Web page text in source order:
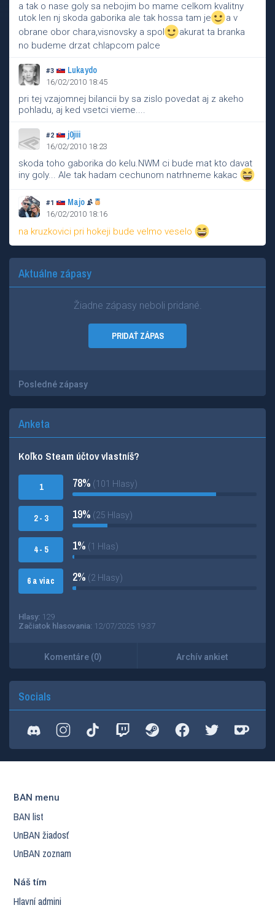
a tak o nase goly sa nebojim bo mame celkom kvalitny
utok len nj skoda gaborika ale tak hossa tam je
a v
obrane obor chara,visnovsky a spol
akurat ta branka
no budeme drzat chlapcom palce
#3 Lukaydo
16/02/2010 18:45
pri tej vzajomnej bilancii by sa zislo povedat aj z akeho
pohladu, aj ked vsetci vieme....
#2 j0jiii
16/02/2010 18:23
skoda toho gaborika do kelu.NWM ci bude mat kto davat
iny goly... Ale tak hadam cechunom natrhneme kakac
#1 Majo
16/02/2010 18:16
na kruzkovici pri hokeji bude velmo veselo
Aktuálne zápasy
Žiadne zápasy neboli pridané.
PRIDAŤ ZÁPAS
Posledné zápasy
Anketa
Koľko Steam účtov vlastníš?
1
2 - 3
4 - 5
6 a viac
78% (101 Hlasy)
19% (25 Hlasy)
1% (1 Hlas)
2% (2 Hlasy)
Hlasy: 129
Začiatok hlasovania: 12/07/2025 19:37
Komentáre (0) Archív ankiet
Socials
BAN menu
BAN list
UnBAN žiadosť
UnBAN zoznam
Náš tím
Hlavní admini